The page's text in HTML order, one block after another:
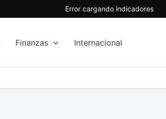
Error cargando indicadores
Finanzas Internacional